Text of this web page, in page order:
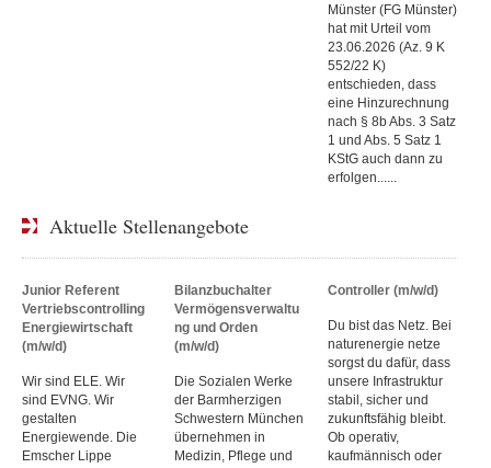
Münster (FG Münster)
hat mit Urteil vom
23.06.2026 (Az. 9 K
552/22 K)
entschieden, dass
eine Hinzurechnung
nach § 8b Abs. 3 Satz
1 und Abs. 5 Satz 1
KStG auch dann zu
erfolgen......
Aktuelle Stellenangebote
Junior Referent
Vertriebscontrolling
Energiewirtschaft
(m/w/d)
Wir sind ELE. Wir
sind EVNG. Wir
gestalten
Energiewende. Die
Emscher Lippe
Bilanzbuchalter
Vermögensverwaltu
ng und Orden
(m/w/d)
Die Sozialen Werke
der Barmherzigen
Schwestern München
übernehmen in
Medizin, Pflege und
Controller (m/w/d)
Du bist das Netz. Bei
naturenergie netze
sorgst du dafür, dass
unsere Infrastruktur
stabil, sicher und
zukunftsfähig bleibt.
Ob operativ,
kaufmännisch oder